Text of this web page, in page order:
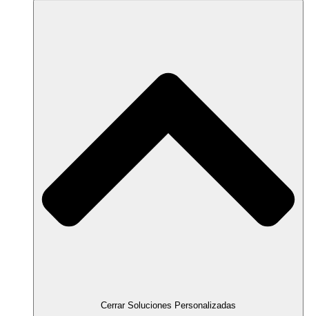
Cerrar Soluciones Personalizadas